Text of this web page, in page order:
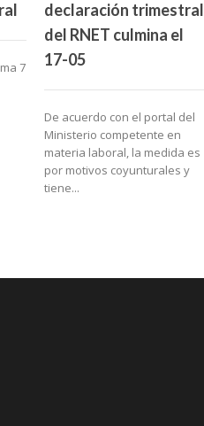
7
declaración trimestral
del RNET culmina el
17-05
De acuerdo con el portal del
Ministerio competente en
materia laboral, la medida es
por motivos coyunturales y
tiene...